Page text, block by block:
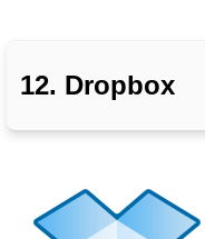
12. Dropbox